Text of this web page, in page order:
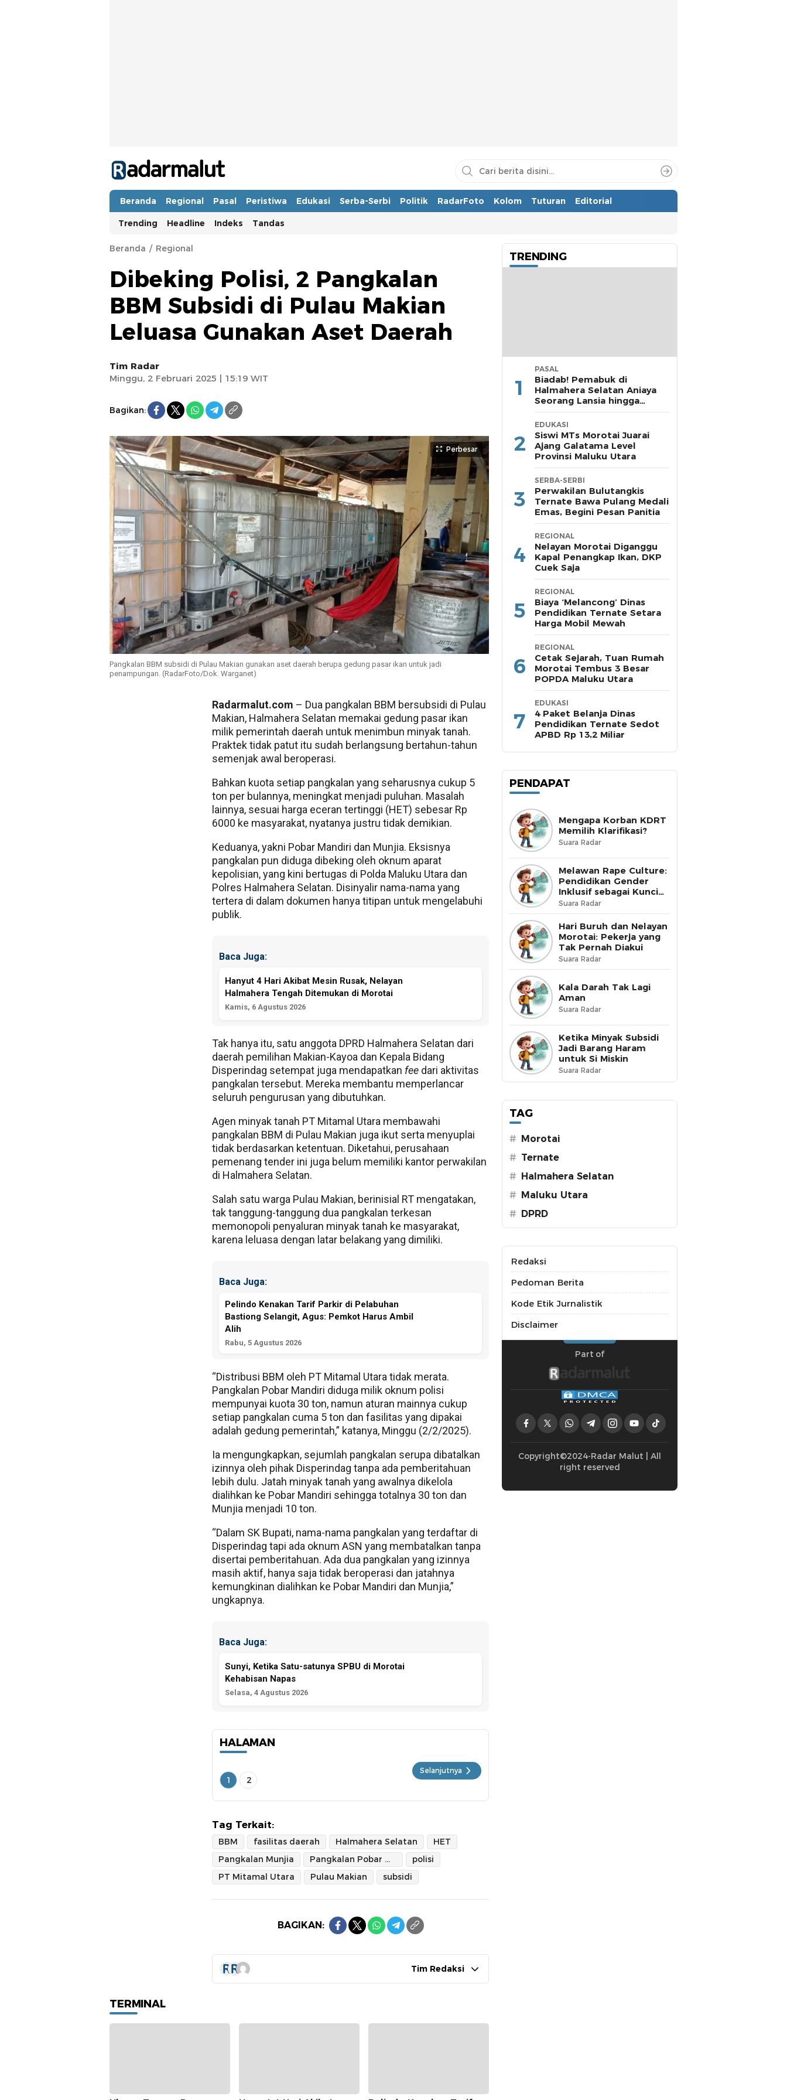
Radar Malut
Bacaan Nyindir
Beranda Regional Pasal Peristiwa Edukasi Serba-Serbi Politik RadarFoto Kolom Tuturan Editorial
Trending Headline Indeks Tandas
Beranda Regional
Dibeking Polisi, 2 Pangkalan
BBM Subsidi di Pulau Makian
Leluasa Gunakan Aset Daerah
Tim Radar
Minggu, 2 Februari 2025 | 15:19 WIT
Bagikan:
Perbesar
Pangkalan BBM subsidi di Pulau Makian gunakan aset daerah berupa gedung pasar ikan untuk jadi
penampungan. (RadarFoto/Dok. Warganet)
Radarmalut.com – Dua pangkalan BBM bersubsidi di Pulau
Makian, Halmahera Selatan memakai gedung pasar ikan
milik pemerintah daerah untuk menimbun minyak tanah.
Praktek tidak patut itu sudah berlangsung bertahun-tahun
semenjak awal beroperasi.
Bahkan kuota setiap pangkalan yang seharusnya cukup 5
ton per bulannya, meningkat menjadi puluhan. Masalah
lainnya, sesuai harga eceran tertinggi (HET) sebesar Rp
6000 ke masyarakat, nyatanya justru tidak demikian.
Keduanya, yakni Pobar Mandiri dan Munjia. Eksisnya
pangkalan pun diduga dibeking oleh oknum aparat
kepolisian, yang kini bertugas di Polda Maluku Utara dan
Polres Halmahera Selatan. Disinyalir nama-nama yang
tertera di dalam dokumen hanya titipan untuk mengelabuhi
publik.
Baca Juga:
Hanyut 4 Hari Akibat Mesin Rusak, Nelayan
Halmahera Tengah Ditemukan di Morotai
Kamis, 6 Agustus 2026
Tak hanya itu, satu anggota DPRD Halmahera Selatan dari
daerah pemilihan Makian-Kayoa dan Kepala Bidang
Disperindag setempat juga mendapatkan fee dari aktivitas
pangkalan tersebut. Mereka membantu memperlancar
seluruh pengurusan yang dibutuhkan.
Agen minyak tanah PT Mitamal Utara membawahi
pangkalan BBM di Pulau Makian juga ikut serta menyuplai
tidak berdasarkan ketentuan. Diketahui, perusahaan
pemenang tender ini juga belum memiliki kantor perwakilan
di Halmahera Selatan.
Salah satu warga Pulau Makian, berinisial RT mengatakan,
tak tanggung-tanggung dua pangkalan terkesan
memonopoli penyaluran minyak tanah ke masyarakat,
karena leluasa dengan latar belakang yang dimiliki.
Baca Juga:
Pelindo Kenakan Tarif Parkir di Pelabuhan
Bastiong Selangit, Agus: Pemkot Harus Ambil
Alih
Rabu, 5 Agustus 2026
“Distribusi BBM oleh PT Mitamal Utara tidak merata.
Pangkalan Pobar Mandiri diduga milik oknum polisi
mempunyai kuota 30 ton, namun aturan mainnya cukup
setiap pangkalan cuma 5 ton dan fasilitas yang dipakai
adalah gedung pemerintah,” katanya, Minggu (2/2/2025).
Ia mengungkapkan, sejumlah pangkalan serupa dibatalkan
izinnya oleh pihak Disperindag tanpa ada pemberitahuan
lebih dulu. Jatah minyak tanah yang awalnya dikelola
dialihkan ke Pobar Mandiri sehingga totalnya 30 ton dan
Munjia menjadi 10 ton.
“Dalam SK Bupati, nama-nama pangkalan yang terdaftar di
Disperindag tapi ada oknum ASN yang membatalkan tanpa
disertai pemberitahuan. Ada dua pangkalan yang izinnya
masih aktif, hanya saja tidak beroperasi dan jatahnya
kemungkinan dialihkan ke Pobar Mandiri dan Munjia,”
ungkapnya.
Baca Juga:
Sunyi, Ketika Satu-satunya SPBU di Morotai
Kehabisan Napas
Selasa, 4 Agustus 2026
HALAMAN
1 2
Selanjutnya
Tag Terkait:
BBM fasilitas daerah Halmahera Selatan
HET
Pangkalan Munjia
Pangkalan Pobar Mandiri
polisi
PT Mitamal Utara
Pulau Makian subsidi
BAGIKAN:
Tim Redaksi
TERMINAL
TRENDING
1
PASAL
Biadab! Pemabuk di
Halmahera Selatan Aniaya
Seorang Lansia hingga
Cacat, Polisi Diamkan
Laporan
2
EDUKASI
Siswi MTs Morotai Juarai
Ajang Galatama Level
Provinsi Maluku Utara
3
SERBA-SERBI
Perwakilan Bulutangkis
Ternate Bawa Pulang Medali
Emas, Begini Pesan Panitia
4
REGIONAL
Nelayan Morotai Diganggu
Kapal Penangkap Ikan, DKP
Cuek Saja
5
REGIONAL
Biaya ‘Melancong’ Dinas
Pendidikan Ternate Setara
Harga Mobil Mewah
6
REGIONAL
Cetak Sejarah, Tuan Rumah
Morotai Tembus 3 Besar
POPDA Maluku Utara
7
EDUKASI
4 Paket Belanja Dinas
Pendidikan Ternate Sedot
APBD Rp 13,2 Miliar
PENDAPAT
Mengapa Korban KDRT
Memilih Klarifikasi?
Suara Radar
Melawan Rape Culture:
Pendidikan Gender
Inklusif sebagai Kunci
Perubahan
Suara Radar
Hari Buruh dan Nelayan
Morotai: Pekerja yang
Tak Pernah Diakui
Suara Radar
Kala Darah Tak Lagi
Aman
Suara Radar
Ketika Minyak Subsidi
Jadi Barang Haram
untuk Si Miskin
Suara Radar
TAG
#
Morotai
# Ternate
#
Halmahera Selatan
#
Maluku Utara
#
DPRD
Redaksi
Pedoman Berita
Kode Etik Jurnalistik
Disclaimer
Part of
Copyright©2024-Radar Malut | All
right reserved